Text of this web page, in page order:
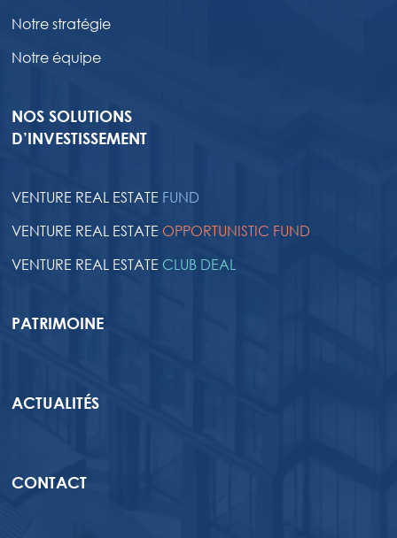
Notre stratégie
Notre équipe
NOS SOLUTIONS
D’INVESTISSEMENT
VENTURE REAL ESTATE FUND
VENTURE REAL ESTATE OPPORTUNISTIC FUND
VENTURE REAL ESTATE CLUB DEAL
PATRIMOINE
ACTUALITÉS
CONTACT